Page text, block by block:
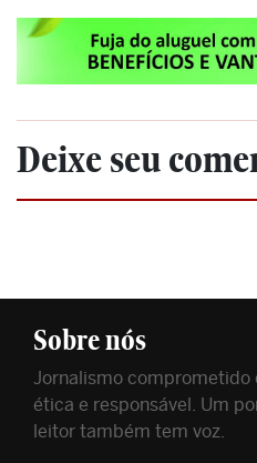
Deixe seu
Sobre nós
Jornalismo comprometido
ética e responsável. Um
leitor também tem voz.